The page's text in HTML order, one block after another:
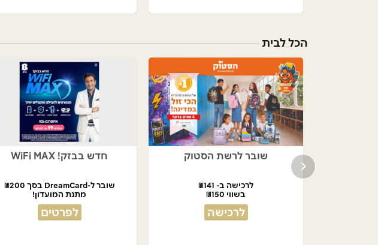
הכל לבית
חדש בבזק! WiFi MAX
שובר ל-DreamCard בסך ₪200
מתנת המועדון!
לפרטים
שובר לרשת הסטוק
לרכישה ב- ₪141
בשווי ₪150
לרכישה